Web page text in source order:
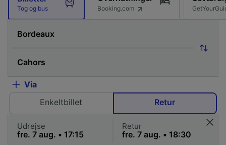
Tog og bus Booking.com
Via
Enkeltbillet
Retur
Udrejse Retur